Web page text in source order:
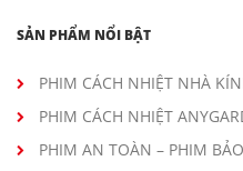
SẢN PHẨM NỔI BẬT
PHIM CÁCH NHIỆT NHÀ
PHIM CÁCH NHIỆT
PHIM AN TOÀN – PHIM